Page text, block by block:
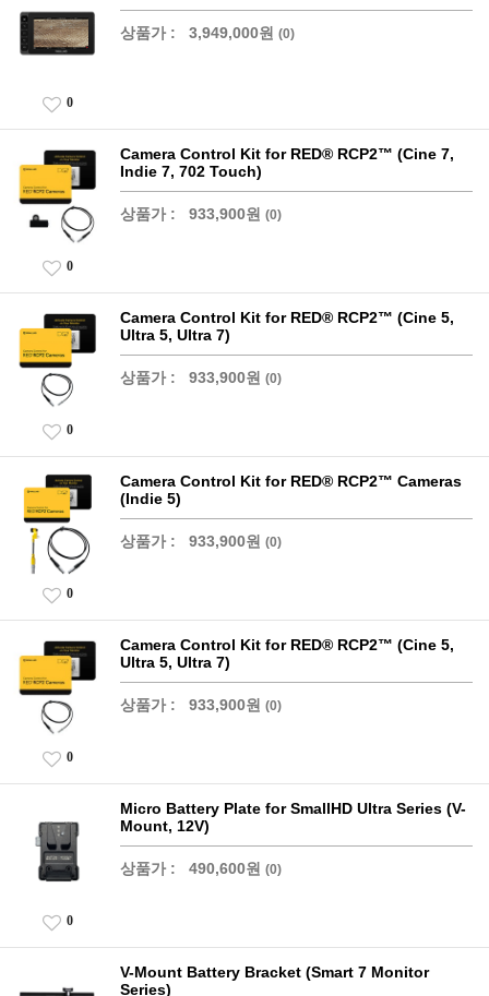
상품가 : 3,949,000원 (0)
0
Camera Control Kit for RED® RCP2™ (Cine 7,
Indie 7, 702 Touch)
상품가 : 933,900원 (0)
0
Camera Control Kit for RED® RCP2™ (Cine 5,
Ultra 5, Ultra 7)
상품가 : 933,900원 (0)
0
Camera Control Kit for RED® RCP2™ Cameras
(Indie 5)
상품가 : 933,900원 (0)
0
Camera Control Kit for RED® RCP2™ (Cine 5,
Ultra 5, Ultra 7)
상품가 : 933,900원 (0)
0
Micro Battery Plate for SmallHD Ultra Series (V-
Mount, 12V)
상품가 : 490,600원 (0)
0
V-Mount Battery Bracket (Smart 7 Monitor
Series)